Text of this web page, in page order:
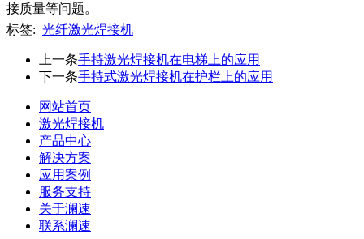
接质量等问题。
标签: 光纤激光焊接机
上一条手持激光焊接机在电梯上的应用
下一条手持式激光焊接机在护栏上的应用
网站首页
激光焊接机
产品中心
解决方案
应用案例
服务支持
关于澜速
联系澜速